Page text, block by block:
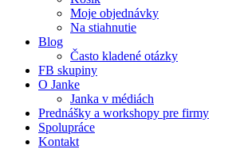
Moje objednávky
Na stiahnutie
Blog
Často kladené otázky
FB skupiny
O Janke
Janka v médiách
Prednášky a workshopy pre firmy
Spolupráce
Kontakt